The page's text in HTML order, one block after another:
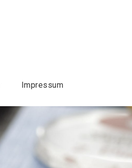
Impressum